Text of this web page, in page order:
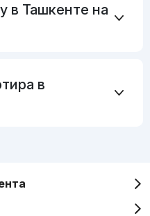
в Ташкенте на
в